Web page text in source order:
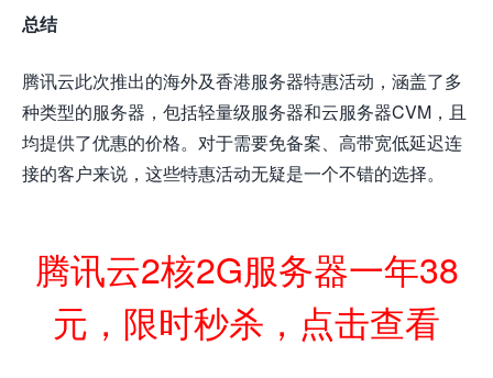
总结
腾讯云此次推出的海外及香港服务器特惠活动，涵盖了多
种类型的服务器，包括轻量级服务器和云服务器CVM，且
均提供了优惠的价格。对于需要免备案、高带宽低延迟连
接的客户来说，这些特惠活动无疑是一个不错的选择。
腾讯云2核2G服务器一年38
元，限时秒杀，点击查看